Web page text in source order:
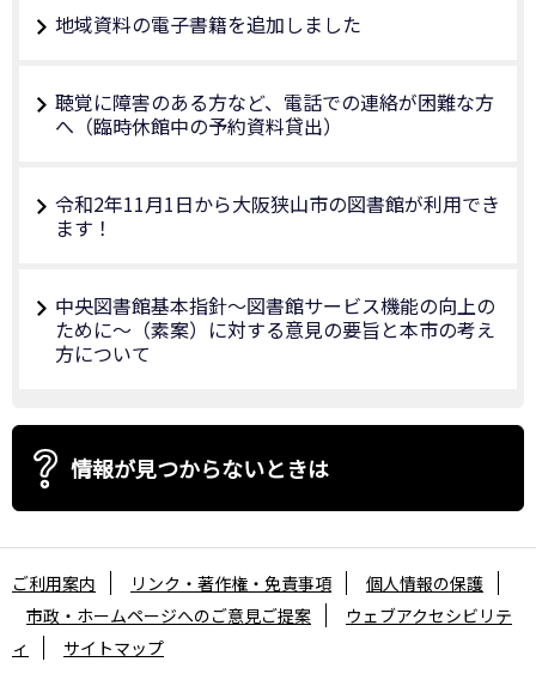
地域資料の電子書籍を追加しました
聴覚に障害のある方など、電話での連絡が困難な方
へ（臨時休館中の予約資料貸出）
令和2年11月1日から大阪狭山市の図書館が利用でき
ます！
中央図書館基本指針～図書館サービス機能の向上の
ために～（素案）に対する意見の要旨と本市の考え
方について
情報が見つからないときは
ご利用案内 リンク・著作権・免責事項
個人情報の保護
市政・ホームページへのご意見ご提案
ウェブアクセシビリテ
ィ
サイトマップ